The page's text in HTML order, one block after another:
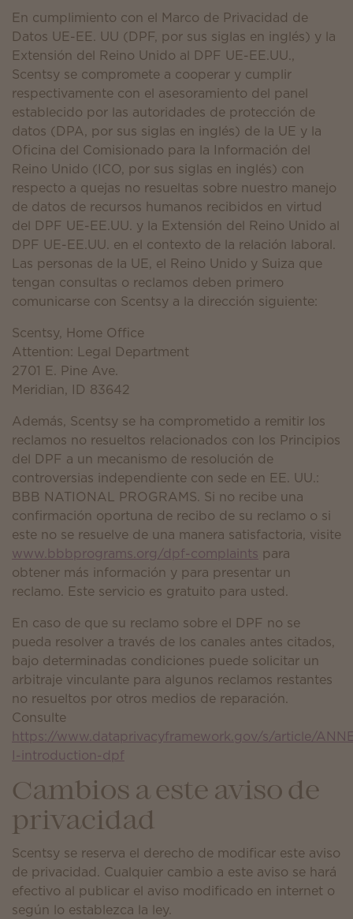
En cumplimiento con el Marco de Privacidad de
Datos UE-EE. UU (DPF, por sus siglas en inglés) y la
Extensión del Reino Unido al DPF UE-EE.UU.,
Scentsy se compromete a cooperar y cumplir
respectivamente con el asesoramiento del panel
establecido por las autoridades de protección de
datos (DPA, por sus siglas en inglés) de la UE y la
Oficina del Comisionado para la Información del
Reino Unido (ICO, por sus siglas en inglés) con
respecto a quejas no resueltas sobre nuestro manejo
de datos de recursos humanos recibidos en virtud
del DPF UE-EE.UU. y la Extensión del Reino Unido al
DPF UE-EE.UU. en el contexto de la relación laboral.
Las personas de la UE, el Reino Unido y Suiza que
tengan consultas o reclamos deben primero
comunicarse con Scentsy a la dirección siguiente:
Scentsy, Home Office
Attention: Legal Department
2701 E. Pine Ave.
Meridian, ID 83642
Además, Scentsy se ha comprometido a remitir los
reclamos no resueltos relacionados con los Principios
del DPF a un mecanismo de resolución de
controversias independiente con sede en EE. UU.:
BBB NATIONAL PROGRAMS. Si no recibe una
confirmación oportuna de recibo de su reclamo o si
este no se resuelve de una manera satisfactoria, visite
www.bbbprograms.org/dpf-complaints para
obtener más información y para presentar un
reclamo. Este servicio es gratuito para usted.
En caso de que su reclamo sobre el DPF no se
pueda resolver a través de los canales antes citados,
bajo determinadas condiciones puede solicitar un
arbitraje vinculante para algunos reclamos restantes
no resueltos por otros medios de reparación.
Consulte
https://www.dataprivacyframework.gov/s/article/
I-introduction-dpf
Cambios a este aviso de
privacidad
Scentsy se reserva el derecho de modificar este aviso
de privacidad. Cualquier cambio a este aviso se hará
efectivo al publicar el aviso modificado en internet o
según lo establezca la ley.